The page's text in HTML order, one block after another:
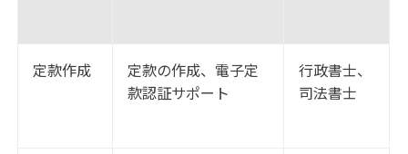
定款作成
定款の作成、電子定
款認証サポート
行政書士、
司法書士